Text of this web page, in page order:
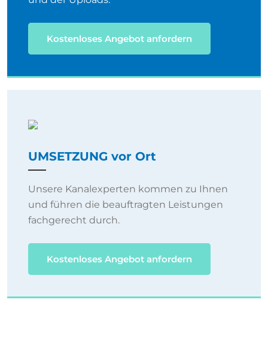
Kostenloses Angebot anfordern
UMSETZUNG vor Ort
Unsere Kanalexperten kommen zu Ihnen
und führen die beauftragten Leistungen
fachgerecht durch.
Kostenloses Angebot anfordern